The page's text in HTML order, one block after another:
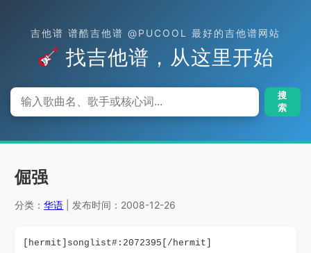
吉他谱 谱酷吉他谱 @PUCOOL 最好的吉他谱网站
找吉他谱，从这里开始
搜
索
倔强
分类：华语 | 发布时间：2008-12-26
[hermit]songlist#:2072395[/hermit]